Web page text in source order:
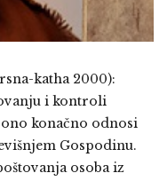
katha 2000):
i kontroli
konačno odnosi
Gospodinu.
osoba iz